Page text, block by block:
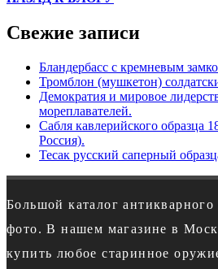
Свежие записи
Бландербасс с кремневым
Тромблон (мушкетон)
Демократия и мировое
мореплавателей.
Сабля кавлерийского образца
Россия).
Тесак русский саперный
Большой каталог
фото. В нашем магазине в
купить любое старинное